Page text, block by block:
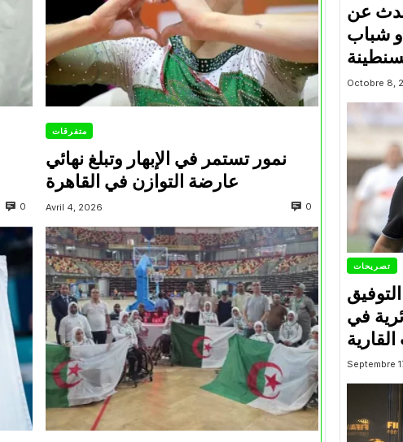
0
متفرقات
نمور تستمر في الإبهار وتبلغ نهائي
عارضة التوازن في القاهرة
Avril 4, 2026 0
عن
شباب
Octobre 8,
تصريحات
في
Septembre